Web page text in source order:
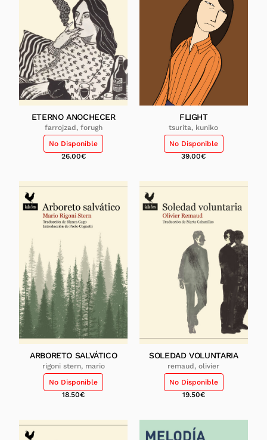
ETERNO ANOCHECER
farrojzad, forugh
No Disponible
26.00€
FLIGHT
tsurita, kuniko
No Disponible
39.00€
ARBORETO SALVÁTICO
rigoni stern, mario
No Disponible
18.50€
SOLEDAD VOLUNTARIA
remaud, olivier
No Disponible
19.50€